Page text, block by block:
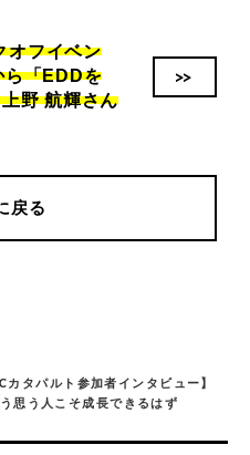
オフイベン
ら「EDDを
野 航輝さん
>>
戻る
カタパルト参加者インタビュー】
思う人こそ成長できるはず